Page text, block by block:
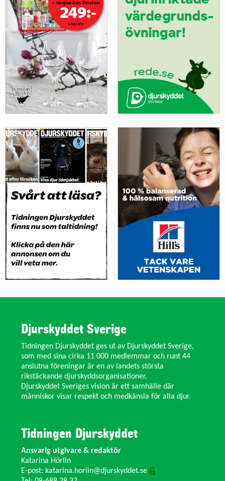
Djurskyddet Sverige
Tidningen Djurskyddet ges ut av Djurskyddet Sverige,
som med sina cirka 11 000 medlemmar och runt 44
anslutna föreningar är en av landets största
rikstäckande djurskyddsorganisationer.
Djurskyddet Sveriges vision är ett samhälle där
människor visar respekt och medkänsla för alla djur.
Tidningen Djurskyddet
Ansvarig utgivare & redaktör
Katarina Hörlin
E-post: katarina.horlin@djurskyddet.se